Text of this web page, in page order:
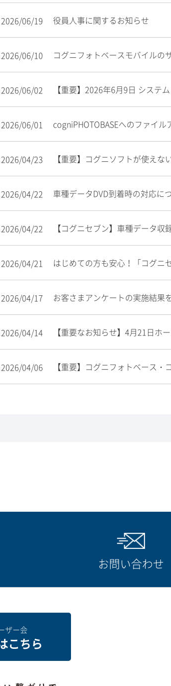
2026/06/19 役員人事に関するお知らせ
2026/06/10 コグニフォトベースモバイルの
2026/06/02 【重要】2026年6月9日 システ
2026/06/01 cogniPHOTOBASEへのファイ
2026/04/23 【重要】コグニソフトが使えな
2026/04/22 車種データDVD到着時の対応に
2026/04/22 【コグニセブン】車種データ収
2026/04/21 はじめての方も安心！「コグニ
2026/04/17 お客さまアンケートの実施結果
2026/04/14 【重要なお知らせ】4月21日ホ
2026/04/06 【重要】コグニフォトベース
お問い合わせ
ザー会
こちら